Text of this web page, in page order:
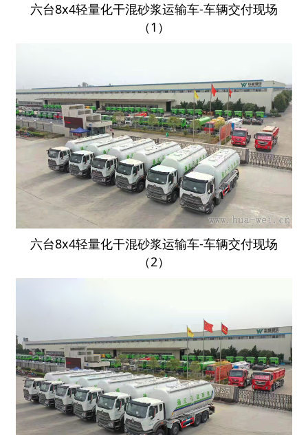
六台8x4轻量化干混砂浆运输车-车辆交付现场
（1）
六台8x4轻量化干混砂浆运输车-车辆交付现场
（2）